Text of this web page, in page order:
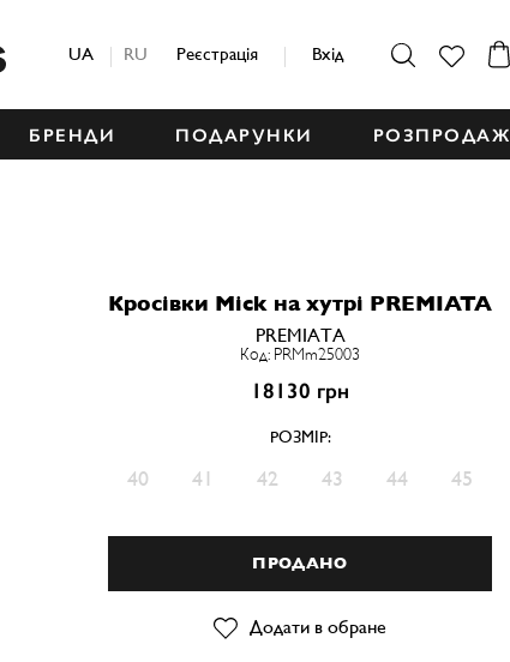
UA RU Реєстрація Вхід
БРЕНДИ ПОДАРУНКИ РОЗПРОДАЖ
Кросівки Mick на хутрі PREMIATA
PREMIATA
Код: PRMm25003
18130 грн
РОЗМІР:
40 41 42 43 44 45
ПРОДАНО
Додати в обране